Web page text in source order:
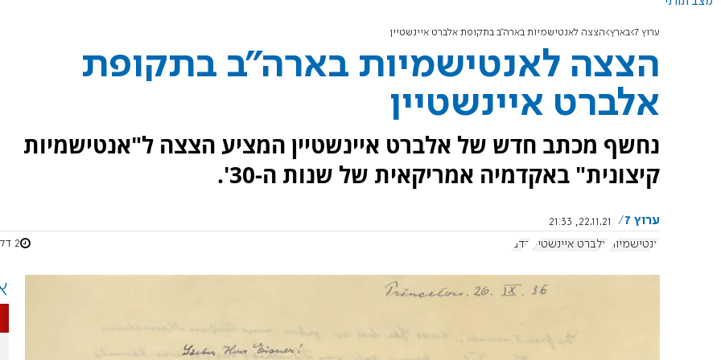
ערוץ 7 בארץ הצצה לאנטישמיות בארה"ב בתקופת אלברט איינשטיין
הצצה לאנטישמיות בארה"ב בתקופת
אלברט איינשטיין
נחשף מכתב חדש של אלברט איינשטיין המציע הצצה ל"אנטישמיות
קיצונית" באקדמיה אמריקאית של שנות ה-30'.
ערוץ 7
22.11.21, 21:33
אנטישמיות
אלברט איינשטיין קדם 2 דקות